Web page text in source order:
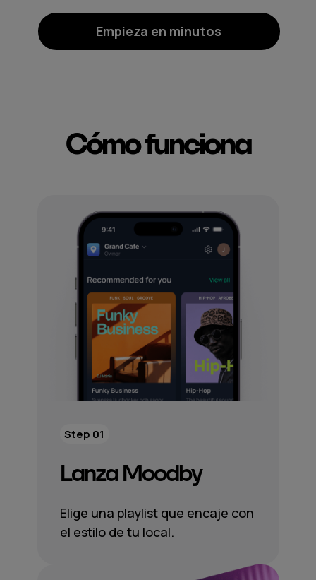
Empieza en minutos
Cómo funciona
Lanza Moodby
Elige una playlist que encaje con
el estilo de tu local.
Step 01